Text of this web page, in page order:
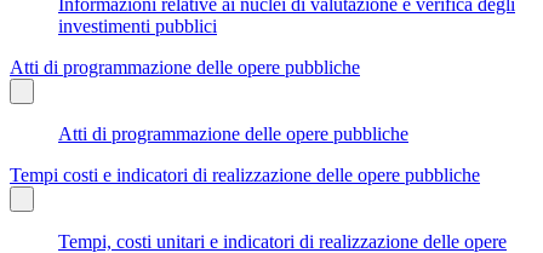
investimenti pubblici
Atti di programmazione delle opere pubbliche
Atti di programmazione delle opere pubbliche
Tempi costi e indicatori di realizzazione delle opere pubbliche
Tempi, costi unitari e indicatori di realizzazione delle opere